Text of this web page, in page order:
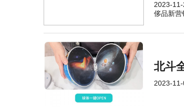
2023-
侈品新营
北斗
2023-